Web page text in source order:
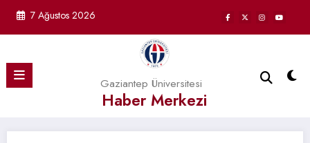
7 Ağustos 2026
Gaziantep Üniversitesi
Haber Merkezi